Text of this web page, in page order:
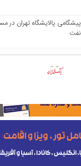
پیشگامی پالایشگاه تهران
نفت